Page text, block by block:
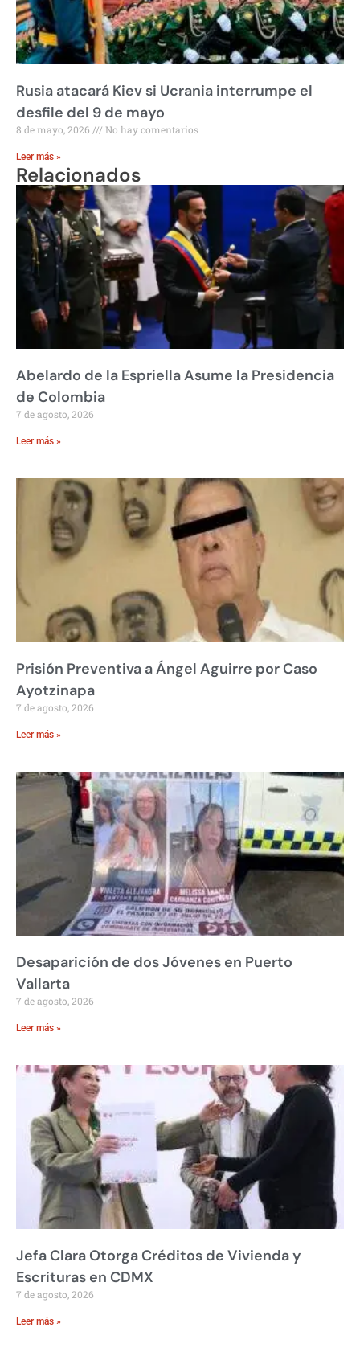
Rusia atacará Kiev si Ucrania interrumpe el
desfile del 9 de mayo
8 de mayo, 2026 No hay comentarios
Leer más »
Relacionados
Abelardo de la Espriella Asume la Presidencia
de Colombia
7 de agosto, 2026
Leer más »
Prisión Preventiva a Ángel Aguirre por Caso
Ayotzinapa
7 de agosto, 2026
Leer más »
Desaparición de dos Jóvenes en Puerto
Vallarta
7 de agosto, 2026
Leer más »
Jefa Clara Otorga Créditos de Vivienda y
Escrituras en CDMX
7 de agosto, 2026
Leer más »